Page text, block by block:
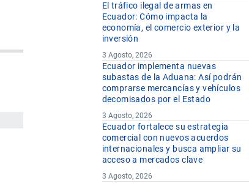
El tráfico ilegal de armas en
Ecuador: Cómo impacta la
economía, el comercio exterior y la
inversión
3 Agosto, 2026
Ecuador implementa nuevas
subastas de la Aduana: Así podrán
comprarse mercancías y vehículos
decomisados por el Estado
3 Agosto, 2026
Ecuador fortalece su estrategia
comercial con nuevos acuerdos
internacionales y busca ampliar su
acceso a mercados clave
3 Agosto, 2026